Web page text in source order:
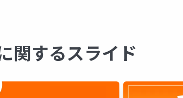
関するスライド